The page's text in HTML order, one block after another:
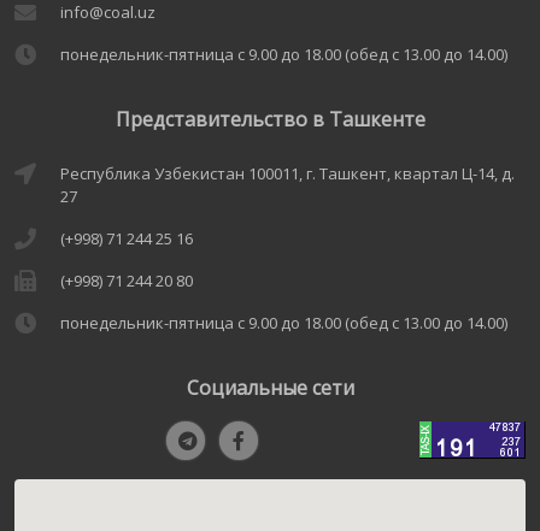
info@coal.uz
понедельник-пятница с 9.00 до 18.00 (обед с 13.00 до 14.00)
Представительство в Ташкенте
Республика Узбекистан 100011, г. Ташкент, квартал Ц-14, д.
27
(+998) 71 244 25 16
(+998) 71 244 20 80
понедельник-пятница с 9.00 до 18.00 (обед с 13.00 до 14.00)
Социальные сети